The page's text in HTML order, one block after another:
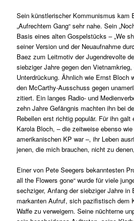
Sein künstlerischer Kommunismus kam
„Aufrechtem Gang“ sehr nahe. Sein
Basis eines alten Gospelstücks – „We
seiner Version und der Neuaufnahme
Baez zum Leitmotiv der Jugendrevolte
siebziger Jahre gegen den
Unterdrückung. Ähnlich wie Ernst Bloch
den McCarthy-Ausschuss gegen
zitiert. Ein langes Radio- und
zehn Jahre Gefängnis machten ihn bei
Rebellen erst richtig populär. Für ihn galt
Karola Bloch, – die zeitweise ebenso
amerikanischen KP war –, ihr Leben
jenen, die mich brauchen, nicht zu
Einer von Pete Seegers bekanntesten
all the Flowers gone“ wurde für viele
sechziger, Anfang der siebziger Jahre in
markanten Aufruf, sich pazifistisch dem
Waffe zu verweigern. Seine nüchterne